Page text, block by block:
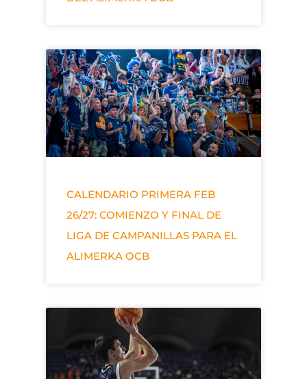
CALENDARIO PRIMERA FEB
26/27: COMIENZO Y FINAL DE
LIGA DE CAMPANILLAS PARA EL
ALIMERKA OCB